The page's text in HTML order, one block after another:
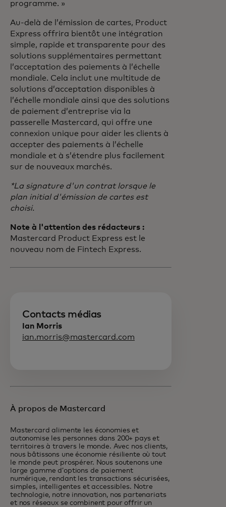
programme. »
Au-delà de l’émission de cartes, Product
Express offrira bientôt une intégration
simple, rapide et transparente pour des
solutions supplémentaires permettant
l’acceptation des paiements à l’échelle
mondiale. Cela inclut une multitude de
solutions d’acceptation disponibles à
l’échelle mondiale ainsi que des solutions
de paiement d’entreprise via la
passerelle Mastercard, qui offre une
connexion unique pour aider les clients à
accepter des paiements à l’échelle
mondiale et à s’étendre plus facilement
sur de nouveaux marchés.
*La signature d'un contrat lorsque le
plan initial d'émission de cartes est
choisi.
Note à l'attention des rédacteurs :
Mastercard Product Express est le
nouveau nom de Fintech Express.
Contacts médias
Ian Morris
ian.morris@mastercard.com
À propos de Mastercard
Mastercard alimente les économies et
autonomise les personnes dans 200+ pays et
territoires à travers le monde. Avec nos clients,
nous bâtissons une économie résiliente où tout
le monde peut prospérer. Nous soutenons une
large gamme d’options de paiement
numérique, rendant les transactions sécurisées,
simples, intelligentes et accessibles. Notre
technologie, notre innovation, nos partenariats
et nos réseaux se combinent pour offrir un